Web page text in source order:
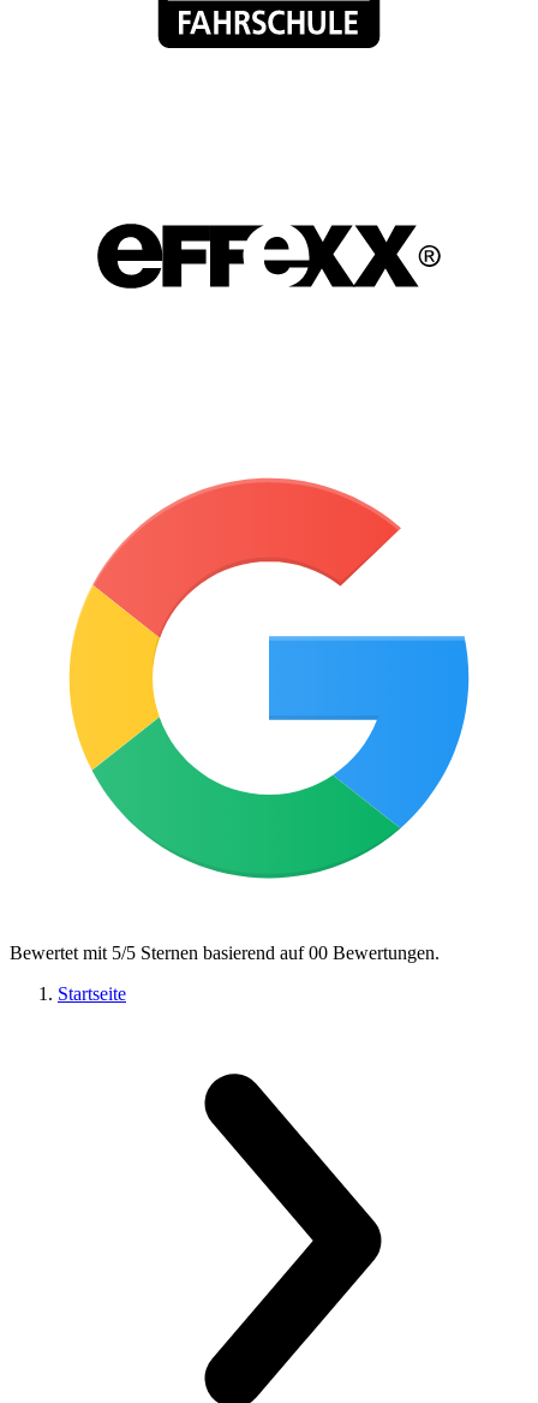
Bewertet mit 5/5 Sternen basierend auf00 Bewertungen.
Startseite